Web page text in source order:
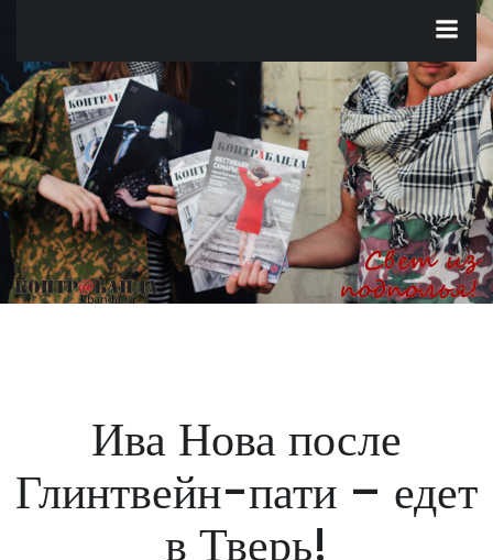
содержимому
Ива Нова после
Глинтвейн-пати – едет
в Тверь!